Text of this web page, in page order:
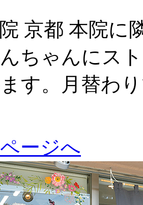
京都 本院に
ちゃんにス
す。月替わ
ージへ